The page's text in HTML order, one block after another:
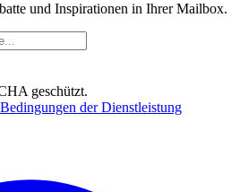
und Inspirationen in Ihrer Mailbox.
geschützt.
Bedingungen der Dienstleistung